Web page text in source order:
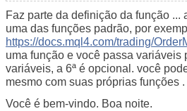
Faz parte da definição da função ...
uma das funções padrão, por
https://docs.mql4.com/trading/
uma função e você passa variáveis
variáveis, a 6ª é opcional. você
mesmo com suas próprias funções .
Você é bem-vindo. Boa noite.